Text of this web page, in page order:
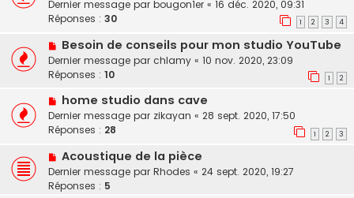
Dernier message par bougon1er « 16 déc. 2020, 09:31
Réponses : 30 1 2 3 4
Besoin de conseils pour mon studio YouTube
Dernier message par chlamy « 10 nov. 2020, 23:09
Réponses : 10 1 2
home studio dans cave
Dernier message par zikayan « 28 sept. 2020, 17:50
Réponses : 28 1 2 3
Acoustique de la pièce
Dernier message par Rhodes « 24 sept. 2020, 19:27
Réponses : 5